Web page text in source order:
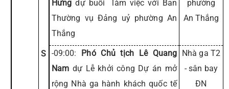
S
Hưng dự buổi làm việc với Ban
Thường vụ Đảng uỷ phường An
Thắng
phường
An Thắng
-09:00: Phó Chủ tịch Lê Quang
Nam dự Lễ khởi công Dự án mở
rộng Nhà ga hành khách quốc tế
Nhà ga T2
- sân bay
ĐN